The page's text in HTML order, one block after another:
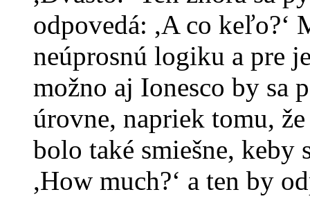
odpovedá: ,A co keľo?‘
neúprosnú logiku a pre
možno aj Ionesco by sa
úrovne, napriek tomu,
bolo také smiešne,
,How much?‘ a ten by